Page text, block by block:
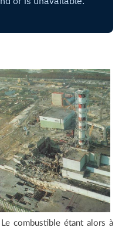
combustible étant alors à